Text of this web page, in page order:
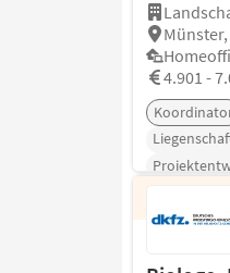
4.901 -